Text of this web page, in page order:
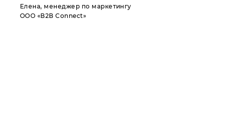
Елена, менеджер по маркетингу
ООО «В2В Connect»